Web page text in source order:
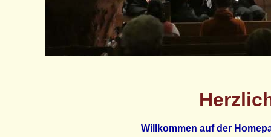
Willkommen auf der